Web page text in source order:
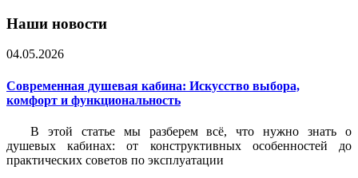
Наши новости
04.05.2026
Современная душевая кабина: Искусство выбора,
комфорт и функциональность
В этой статье мы разберем всё, что нужно знать о
душевых кабинах: от конструктивных особенностей до
практических советов по эксплуатации